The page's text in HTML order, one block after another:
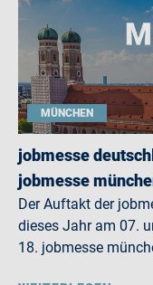
MÜNCHEN
jobmesse
jobmesse
Der Auftakt der
dieses Jahr am 07.
18. jobmesse